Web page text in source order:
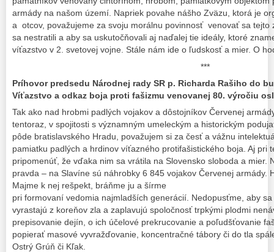
armády na našom území. Napriek povahe nášho Zväzu, ktorá je
a otcov, považujeme za svoju morálnu povinnosť venovať sa tejto
sa nestratili a aby sa uskutočňovali aj naďalej tie ideály, ktoré
víťazstvo v 2. svetovej vojne. Stále nám ide o ľudskosť a mier. O
***
Príhovor predsedu Národnej rady SR p. Richarda Rašiho do
Víťazstvo a odkaz boja proti fašizmu venovanej 80. výročiu
Tak ako nad hrobmi padlých vojakov a dôstojníkov Červenej
tentoraz, v spojitosti s významným umeleckým a historickým
pôde bratislavského Hradu, považujem si za česť a vážnu
pamiatku padlých a hrdinov víťazného protifašistického boja. Aj pri
pripomenúť, že vďaka nim sa vrátila na Slovensko sloboda a mier.
pravda – na Slavíne sú náhrobky 6 845 vojakov Červenej armády.
Majme k nej rešpekt, bráňme ju a šírme
pri formovaní vedomia najmladších generácií. Nedopusťme, aby
vyrastajú z koreňov zla a zaplavujú spoločnosť trpkými plodmi
prepisovanie dejín, o ich účelové prekrucovanie a poľudšťovanie
popierať masové vyvražďovanie, koncentračné tábory či do tla
Ostrý Grúň či Kľak.